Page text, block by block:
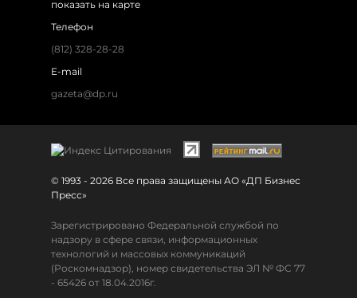
показать на карте
Телефон
(812) 328-28-28
E-mail
gazeta@dp.ru
© 1993 - 2026 Все права защищены АО «ДП Бизнес
Пресс»
Зарегистрировано Федеральной службой по
надзору в сфере связи, информационных
технологий и массовых коммуникаций
(Роскомнадзор), номер свидетельства ЭЛ № ФС 77
- 65426 от 18.04.2016г.